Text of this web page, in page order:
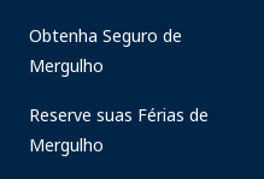
Obtenha Seguro de
Mergulho
Reserve suas Férias de
Mergulho